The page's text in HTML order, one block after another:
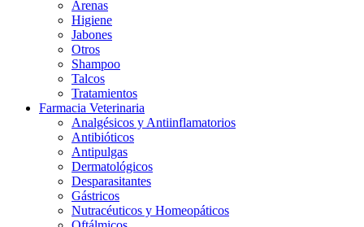
Arenas
Higiene
Jabones
Otros
Shampoo
Talcos
Tratamientos
Farmacia Veterinaria
Analgésicos y Antiinflamatorios
Antibióticos
Antipulgas
Dermatológicos
Desparasitantes
Gástricos
Nutracéuticos y Homeopáticos